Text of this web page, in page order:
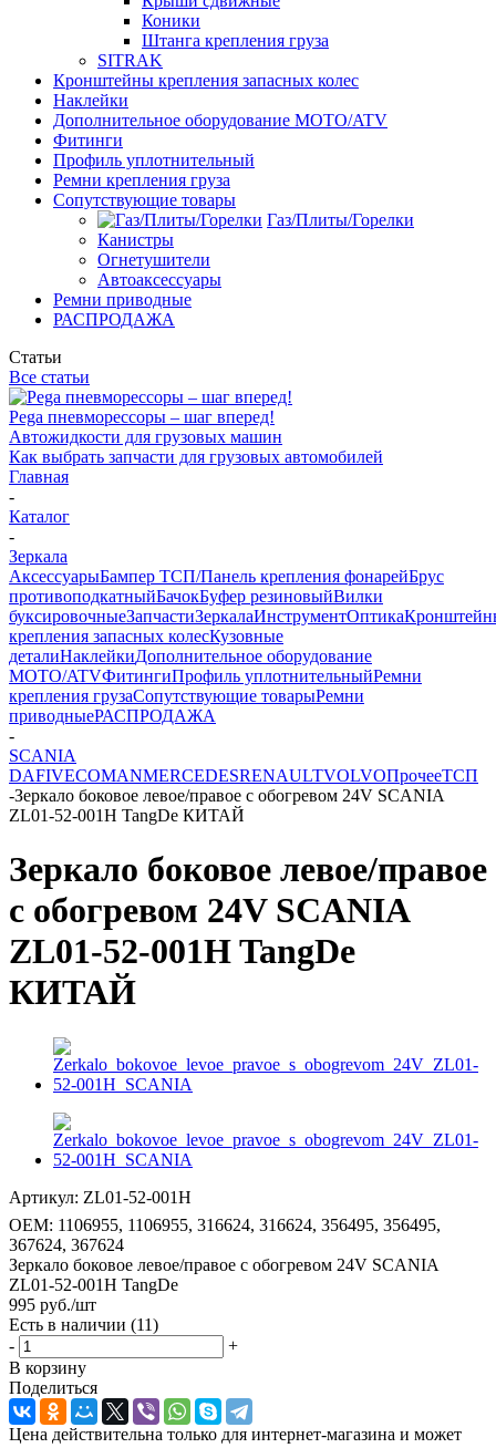
Коники
Штанга крепления груза
SITRAK
Кронштейны крепления запасных колес
Наклейки
Дополнительное оборудование MOTO/ATV
Фитинги
Профиль уплотнительный
Ремни крепления груза
Сопутствующие товары
Газ/Плиты/Горелки
Канистры
Огнетушители
Автоаксессуары
Ремни приводные
РАСПРОДАЖА
Статьи
Все статьи
Pega пневморессоры – шаг вперед!
Автожидкости для грузовых машин
Как выбрать запчасти для грузовых автомобилей
Главная
-
Каталог
-
Зеркала
АксессуарыБампер ТСП/Панель крепления фонарейБрус
противоподкатныйБачокБуфер резиновыйВилки
буксировочныеЗапчастиЗеркалаИнструментОптика
крепления запасных колесКузовные
деталиНаклейкиДополнительное оборудование
MOTO/ATVФитингиПрофиль уплотнительныйРемни
крепления грузаСопутствующие товарыРемни
приводныеРАСПРОДАЖА
-
SCANIA
DAFIVECOMANMERCEDESRENAULTVOLVOПрочееТСП
-Зеркало боковое левое/правое с обогревом 24V SCANIA
ZL01-52-001H TangDe КИТАЙ
Зеркало боковое левое/правое
с обогревом 24V SCANIA
ZL01-52-001H TangDe
КИТАЙ
Артикул: ZL01-52-001H
OEM: 1106955, 1106955, 316624, 316624, 356495, 356495,
367624, 367624
Зеркало боковое левое/правое с обогревом 24V SCANIA
ZL01-52-001H TangDe
995 руб./шт
Есть в наличии (11)
-
+
В корзину
Поделиться
Цена действительна только для интернет-магазина и может